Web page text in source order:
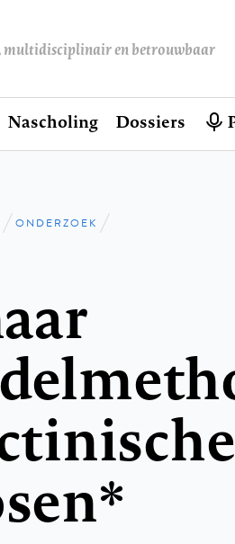
en betrouwbaar
Nascholing Dossiers
ONDERZOEK